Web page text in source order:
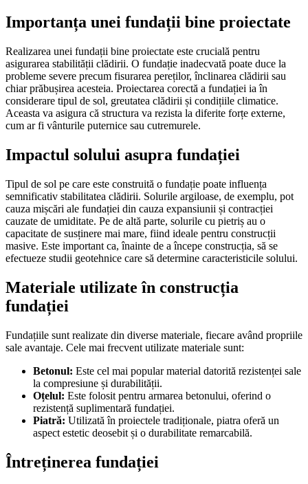
Importanța unei fundații bine proiectate
Realizarea unei fundații bine proiectate este crucială pentru
asigurarea stabilității clădirii. O fundație inadecvată poate duce la
probleme severe precum fisurarea pereților, înclinarea clădirii sau
chiar prăbușirea acesteia. Proiectarea corectă a fundației ia în
considerare tipul de sol, greutatea clădirii și condițiile climatice.
Aceasta va asigura că structura va rezista la diferite forțe externe,
cum ar fi vânturile puternice sau cutremurele.
Impactul solului asupra fundației
Tipul de sol pe care este construită o fundație poate influența
semnificativ stabilitatea clădirii. Solurile argiloase, de exemplu, pot
cauza mișcări ale fundației din cauza expansiunii și contracției
cauzate de umiditate. Pe de altă parte, solurile cu pietriș au o
capacitate de susținere mai mare, fiind ideale pentru construcții
masive. Este important ca, înainte de a începe construcția, să se
efectueze studii geotehnice care să determine caracteristicile solului.
Materiale utilizate în construcția
fundației
Fundațiile sunt realizate din diverse materiale, fiecare având propriile
sale avantaje. Cele mai frecvent utilizate materiale sunt:
Betonul: Este cel mai popular material datorită rezistenței sale
la compresiune și durabilității.
Oțelul: Este folosit pentru armarea betonului, oferind o
rezistență suplimentară fundației.
Piatră: Utilizată în proiectele tradiționale, piatra oferă un
aspect estetic deosebit și o durabilitate remarcabilă.
Întreținerea fundației